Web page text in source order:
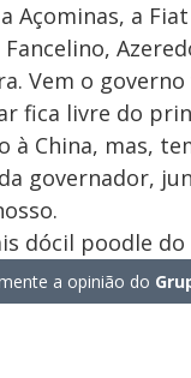
Açominas, a
Vem o
fica livre do
China, mas,
governador,
dócil poodle
a opinião do